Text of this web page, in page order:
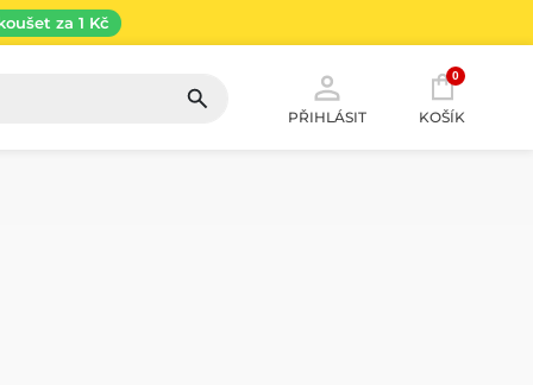
za 1 Kč
PŘIHLÁSIT
0
KOŠÍK